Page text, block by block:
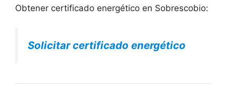
Obtener certificado energético en Sobrescobio:
Solicitar certificado energético